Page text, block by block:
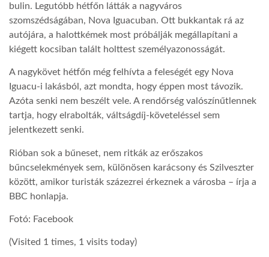
A NAP SZÉPE
LINKTR.EE
LATIMO.HU
GLOBOBOOK
bulin. Legutóbb hétfőn látták a nagyváros
szomszédságában, Nova Iguacuban. Ott bukkantak rá az
autójára, a halottkémek most próbálják megállapítani a
kiégett kocsiban talált holttest személyazonosságát.
A nagykövet hétfőn még felhívta a feleségét egy Nova
Iguacu-i lakásból, azt mondta, hogy éppen most távozik.
Azóta senki nem beszélt vele. A rendőrség valószínűtlennek
tartja, hogy elrabolták, váltságdíj-követeléssel sem
jelentkezett senki.
Rióban sok a bűneset, nem ritkák az erőszakos
bűncselekmények sem, különösen karácsony és Szilveszter
között, amikor turisták százezrei érkeznek a városba – írja a
BBC honlapja.
Fotó: Facebook
(Visited 1 times, 1 visits today)